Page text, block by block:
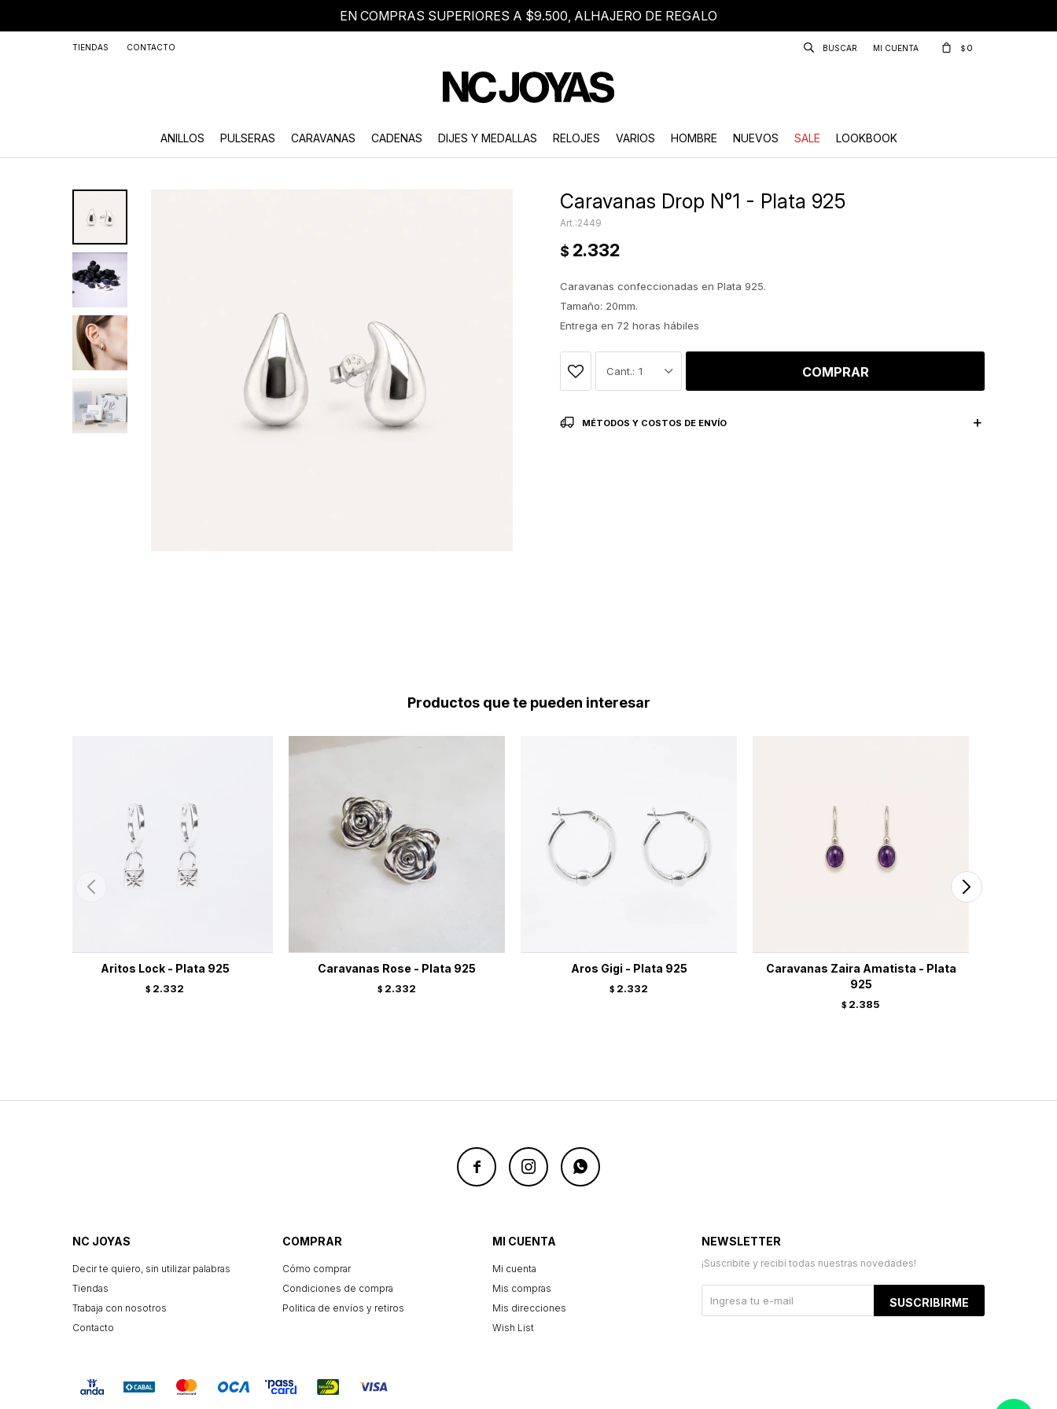
EN COMPRAS SUPERIORES A $9.500, ALHAJERO DE REGALO
ANILLOS PULSERAS CARAVANAS CADENAS DIJES Y MEDALLAS RELOJES VARIOS HOMBRE NUEVOS SALE LOOKBOOK
$ 0
TIENDAS CONTACTO
Caravanas Drop N°1 - Plata 925
2449
$ 2.332
Caravanas confeccionadas en Plata 925.
Tamaño: 20mm.
Entrega en 72 horas hábiles
1 COMPRAR
MÉTODOS Y COSTOS DE ENVÍO
Productos que te pueden interesar
Aritos Lock - Plata 925
$ 2.332
Caravanas Rose - Plata 925
$ 2.332
Aros Gigi - Plata 925
$ 2.332
Caravanas Zaira Amatista - Plata
925
$ 2.385
  
NC JOYAS
Decir te quiero, sin utilizar palabras
Tiendas
Trabaja con nosotros
Contacto
COMPRAR
Cómo comprar
Condiciones de compra
Politica de envíos y retiros
MI CUENTA
Mi cuenta
Mis compras
Mis direcciones
Wish List
NEWSLETTER
¡Suscribite y recibí todas nuestras novedades!
SUSCRIBIRME